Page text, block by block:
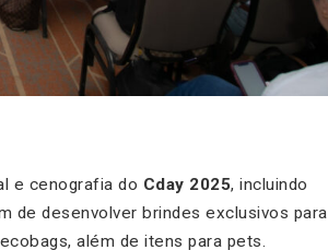
e cenografia do Cday 2025, incluindo
de desenvolver brindes exclusivos para
além de itens para pets.